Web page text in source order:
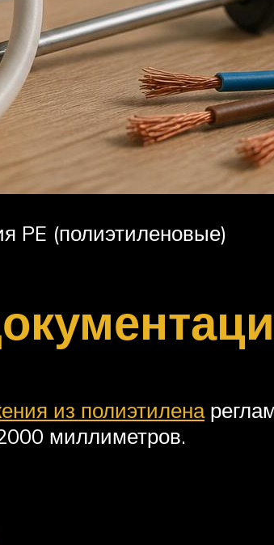
PE (полиэтиленовые)
из полиэтилена
миллиметров.